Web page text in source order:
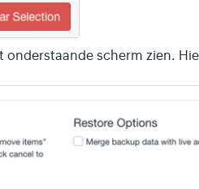
onderstaande scherm zien.